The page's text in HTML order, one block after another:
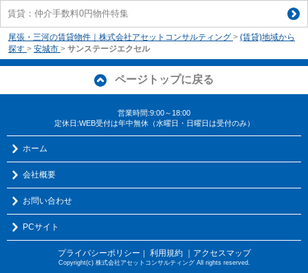
賃貸：仲介手数料0円物件特集
尾張・三河の賃貸物件｜株式会社アセットコンサルティング > (賃貸)地域から
探す > 安城市 > サンステージエクセル
ページトップに戻る
営業時間:9:00～18:00
定休日:WEB受付は年中無休（水曜日・日曜日は受付のみ）
ホーム
会社概要
お問い合わせ
PCサイト
プライバシーポリシー 利用規約 ｜アクセスマップ
Copyright(c) 株式会社アセットコンサルティング All rights reserved.